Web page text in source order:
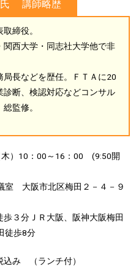
)氏 講師略歴
締役。
西大学・同志社大学他で非
長などを歴任。ＦＴＡに20
断、検認対応などコンサル
監修。
10：00～16：00 (9:50開
大阪市北区梅田２－４－９
３分ＪＲ大阪、阪神大阪梅田
徒歩8分
み （ランチ付）